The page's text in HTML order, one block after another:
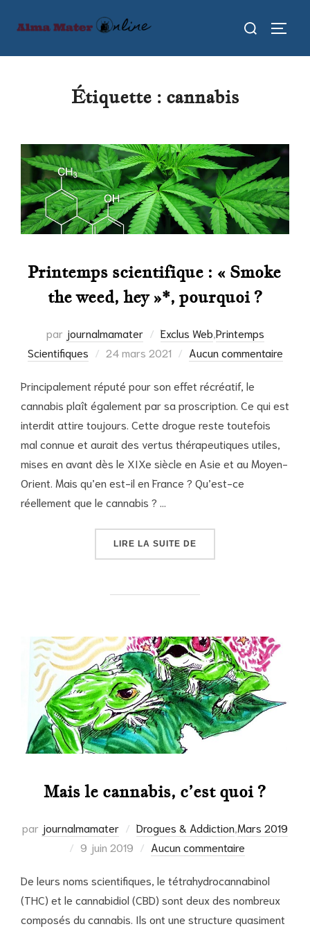
Rechercher :
Étiquette : cannabis
Printemps scientifique : « Smoke
the weed, hey »*, pourquoi ?
par journalmamater Exclus Web,Printemps
Scientifiques
Publié
24 mars 2021 Aucun commentaire
Principalement réputé pour son effet récréatif, le
cannabis plaît également par sa proscription. Ce qui est
interdit attire toujours. Cette drogue reste toutefois
mal connue et aurait des vertus thérapeutiques utiles,
mises en avant dès le XIXe siècle en Asie et au Moyen-
Orient. Mais qu’en est-il en France ? Qu’est-ce
réellement que le cannabis ? …
LIRE LA SUITE DE
Mais le cannabis, c’est quoi ?
par journalmamater Drogues & Addiction Mars 2019
Publié
9 juin 2019 Aucun commentaire
De leurs noms scientifiques, le tétrahydrocannabinol
(THC) et le cannabidiol (CBD) sont deux des nombreux
composés du cannabis. Ils ont une structure quasiment